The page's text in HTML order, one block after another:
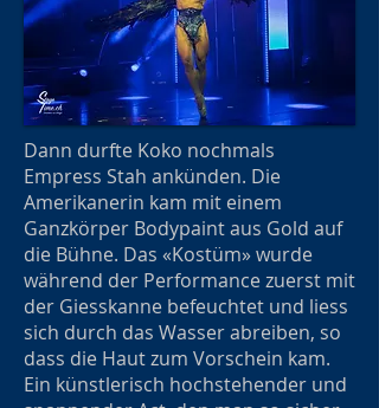
Dann durfte Koko nochmals
Empress Stah ankünden. Die
Amerikanerin kam mit einem
Ganzkörper Bodypaint aus Gold auf
die Bühne. Das «Kostüm» wurde
während der Performance zuerst mit
der Giesskanne befeuchtet und liess
sich durch das Wasser abreiben, so
dass die Haut zum Vorschein kam.
Ein künstlerisch hochstehender und